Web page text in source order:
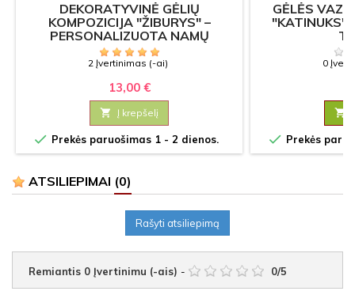
DEKORATYVINĖ GĖLIŲ
KOMPOZICIJA "ŽIBURYS" –
PERSONALIZUOTA NAMŲ
DEKORACIJA
2 Įvertinimas (-ai)
13,00 €
 Į krepšelį
 Prekės paruošimas 1 - 2 dienos.
GĖLĖS
"KATINUKS"
0

 Prekės
ATSILIEPIMAI (0)
Rašyti atsiliepimą
Remiantis 0 Įvertinimu (-ais) - 0/5